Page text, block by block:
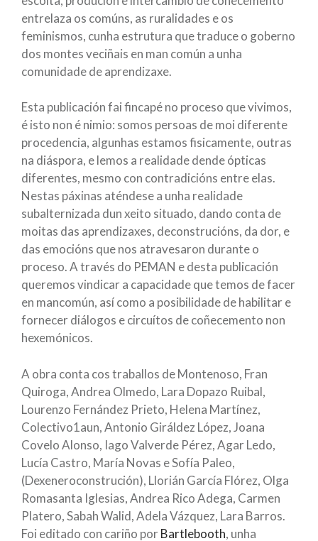
entrelaza os comúns, as ruralidades e os
feminismos, cunha estrutura que traduce o goberno
dos montes veciñais en man común a unha
comunidade de aprendizaxe.
Esta publicación fai fincapé no proceso que vivimos,
é isto non é nimio: somos persoas de moi diferente
procedencia, algunhas estamos fisicamente, outras
na diáspora, e lemos a realidade dende ópticas
diferentes, mesmo con contradicións entre elas.
Nestas páxinas aténdese a unha realidade
subalternizada dun xeito situado, dando conta de
moitas das aprendizaxes, deconstrucións, da dor, e
das emocións que nos atravesaron durante o
proceso. A través do PEMAN e desta publicación
queremos vindicar a capacidade que temos de facer
en mancomún, así como a posibilidade de habilitar e
fornecer diálogos e circuítos de coñecemento non
hexemónicos.
A obra conta cos traballos de Montenoso, Fran
Quiroga, Andrea Olmedo, Lara Dopazo Ruibal,
Lourenzo Fernández Prieto, Helena Martínez,
Colectivo1aun, Antonio Giráldez López, Joana
Covelo Alonso, Iago Valverde Pérez, Agar Ledo,
Lucía Castro, María Novas e Sofía Paleo,
(Dexeneroconstrución), Llorián García Flórez, Olga
Romasanta Iglesias, Andrea Rico Adega, Carmen
Platero, Sabah Walid, Adela Vázquez, Lara Barros.
Foi editado con cariño porBartlebooth, unha